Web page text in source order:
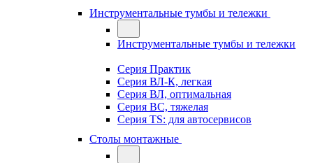
Инструментальные тумбы и тележки
Инструментальные тумбы и тележки
Серия Практик
Серия ВЛ-К, легкая
Серия ВЛ, оптимальная
Серия ВС, тяжелая
Серия TS: для автосервисов
Столы монтажные